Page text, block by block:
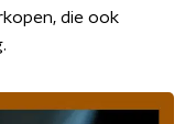
die ook